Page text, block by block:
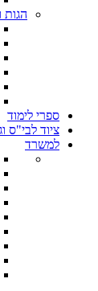
הגות
ספרי לימוד
ציוד לבי"ס
למשרד